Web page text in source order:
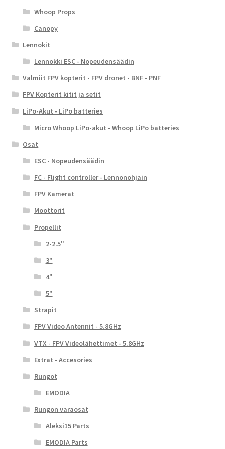
Whoop Props
Canopy
Lennokit
Lennokki ESC - Nopeudensäädin
Valmiit FPV kopterit - FPV dronet - BNF - PNF
FPV Kopterit kitit ja setit
LiPo-Akut - LiPo batteries
Micro Whoop LiPo-akut - Whoop LiPo batteries
Osat
ESC - Nopeudensäädin
FC - Flight controller - Lennonohjain
FPV Kamerat
Moottorit
Propellit
2-2.5"
3"
4"
5"
Strapit
FPV Video Antennit - 5.8GHz
VTX - FPV Videolähettimet - 5.8GHz
Extrat - Accesories
Rungot
EMODIA
Rungon varaosat
Aleksi15 Parts
EMODIA Parts